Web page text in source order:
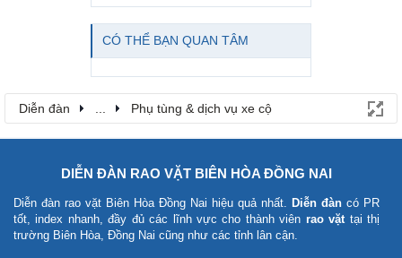
CÓ THỂ BẠN QUAN TÂM
Diễn đàn Phụ tùng & dịch vụ xe cộ
DIỄN ĐÀN RAO VẶT BIÊN HÒA ĐỒNG NAI
Diễn đàn rao vặt Biên Hòa Đồng Nai hiệu quả nhất. Diễn đàn có PR
tốt, index nhanh, đầy đủ các lĩnh vực cho thành viên rao vặttại thị
trường Biên Hòa, Đồng Nai cũng như các tỉnh lân cận.